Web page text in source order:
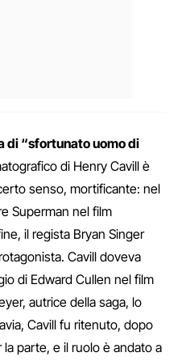
di “sfortunato uomo di
di Henry Cavill è
senso, mortificante: nel
Superman nel film
il regista Bryan Singer
Cavill doveva
di Edward Cullen nel film
autrice della saga, lo
Cavill fu ritenuto, dopo
parte, e il ruolo è andato a